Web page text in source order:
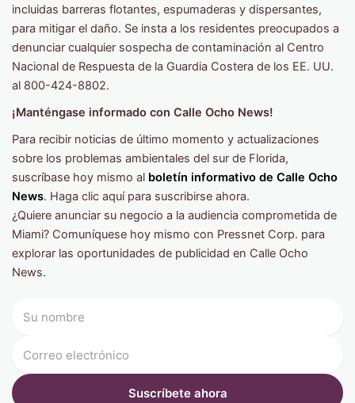
incluidas barreras flotantes, espumaderas y dispersantes,
para mitigar el daño. Se insta a los residentes preocupados a
denunciar cualquier sospecha de contaminación al Centro
Nacional de Respuesta de la Guardia Costera de los EE. UU.
al 800-424-8802.
¡Manténgase informado con Calle Ocho News!
Para recibir noticias de último momento y actualizaciones
sobre los problemas ambientales del sur de Florida,
suscríbase hoy mismo al boletín informativo de Calle Ocho
News. Haga clic aquí para suscribirse ahora.
¿Quiere anunciar su negocio a la audiencia comprometida de
Miami? Comuníquese hoy mismo con Pressnet Corp. para
explorar las oportunidades de publicidad en Calle Ocho
News.